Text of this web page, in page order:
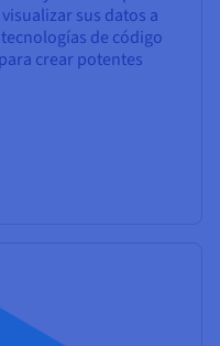
sus datos a
de código
crear potentes